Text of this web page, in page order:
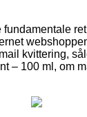
kvittering,
– 100 ml, om